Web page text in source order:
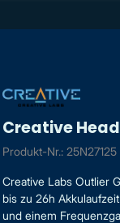
Creative
Produkt-Nr.: 25N27125
Creative Labs Outlier
bis zu 26h
und einem